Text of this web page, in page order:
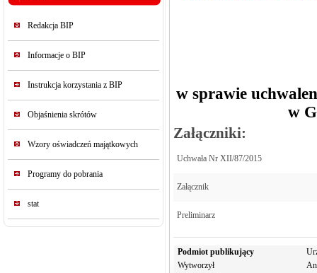
Redakcja BIP
Informacje o BIP
Instrukcja korzystania z BIP
Objaśnienia skrótów
Wzory oświadczeń majątkowych
Programy do pobrania
stat
w sprawie
w
Załączniki:
Uchwała Nr XII/87/2015
Załącznik
Preliminarz
Podmiot publikujący
Wytworzył